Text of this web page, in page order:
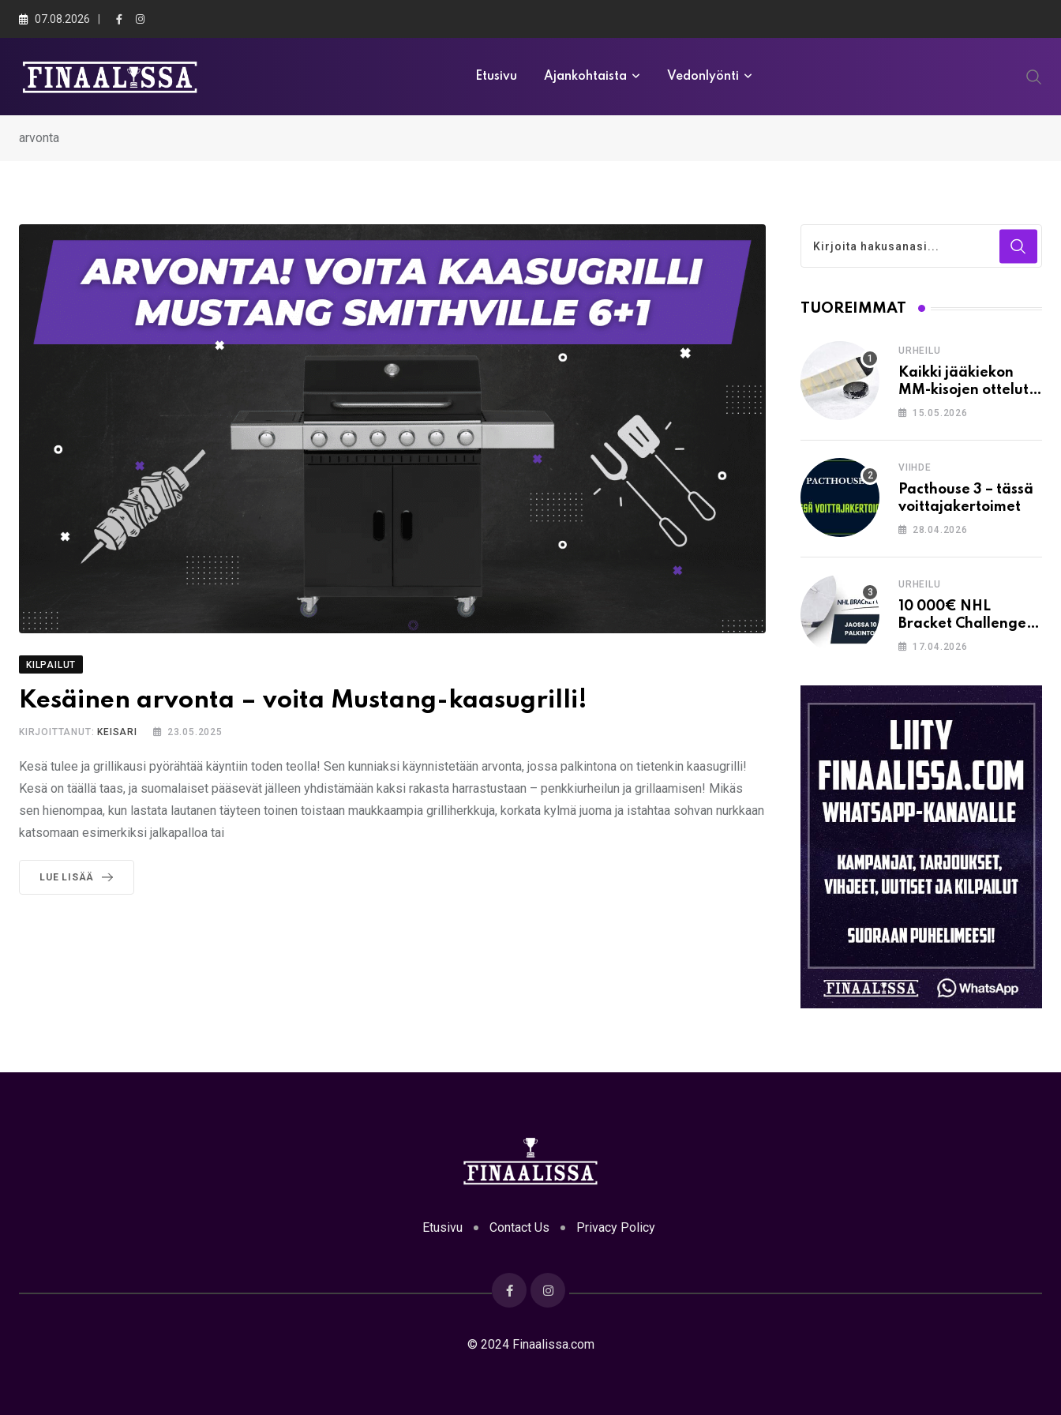
Skip
07.08.2026
Etusivu Ajankohtaista Vedonlyönti
arvonta
KILPAILUT
Kesäinen arvonta – voita Mustang-kaasugrilli!
KIRJOITTANUT:KEISARI 23.05.2025
Kesä tulee ja grillikausi pyörähtää käyntiin toden teolla! Sen kunniaksi käynnistetään arvonta, jossa palkintona on tietenkin kaasugrilli!
Kesä on täällä taas, ja suomalaiset pääsevät jälleen yhdistämään kaksi rakasta harrastustaan – penkkiurheilun ja grillaamisen! Mikäs
sen hienompaa, kun lastata lautanen täyteen toinen toistaan maukkaampia grilliherkkuja, korkata kylmä juoma ja istahtaa sohvan nurkkaan
katsomaan esimerkiksi jalkapalloa tai
LUE LISÄÄ
TUOREIMMAT
URHEILU
Kaikki jääkiekon
MM-kisojen ottelut
ilmaiseksi TV:stä
15.05.2026
VIIHDE
Pacthouse 3 – tässä
voittajakertoimet
28.04.2026
URHEILU
10 000€ NHL
Bracket Challenge –
pystytkö
17.04.2026
Etusivu Contact Us Privacy Policy
© 2024 Finaalissa.com